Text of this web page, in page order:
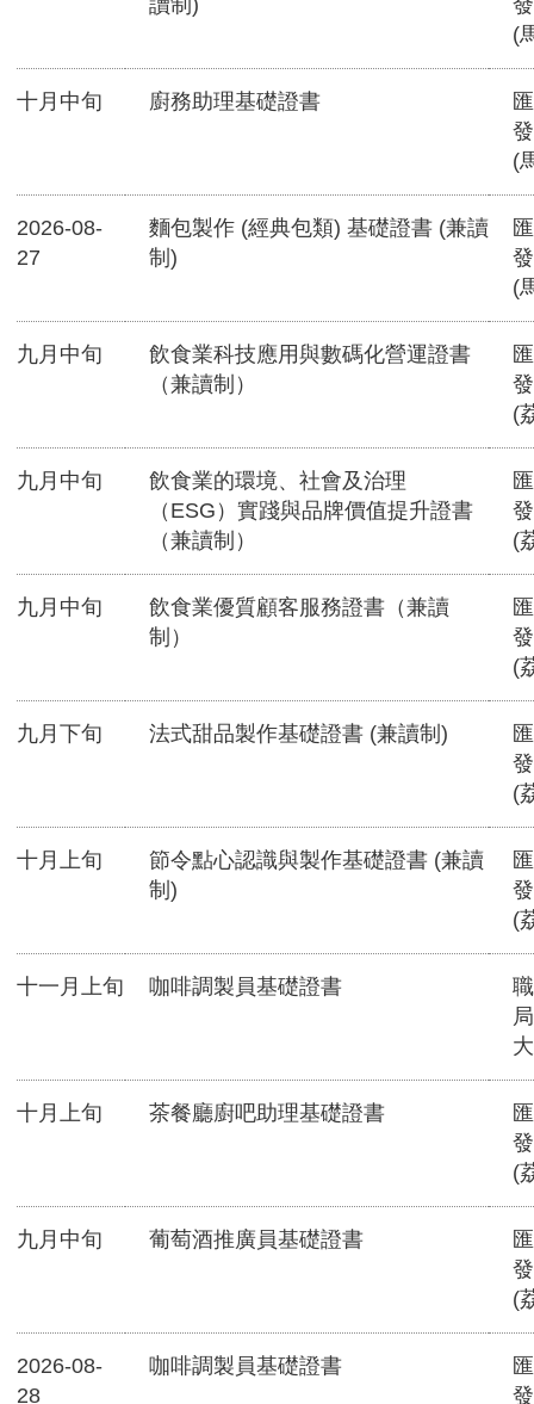
讀制)
(
十月中旬 廚務助理基礎證書
(
2026-08-
27
麵包製作 (經典包類) 基礎證書 (兼讀
制)
(
九月中旬
飲食業科技應用與數碼化營運證書
（兼讀制）
(
九月中旬
飲食業的環境、社會及治理
（ESG）實踐與品牌價值提升證書
（兼讀制）
(
九月中旬
飲食業優質顧客服務證書（兼讀
制）
(
九月下旬 法式甜品製作基礎證書 (兼讀制)
(
十月上旬
節令點心認識與製作基礎證書 (兼讀
制)
(
十一月上旬 咖啡調製員基礎證書
十月上旬 茶餐廳廚吧助理基礎證書
(
九月中旬 葡萄酒推廣員基礎證書
(
2026-08-
28
咖啡調製員基礎證書